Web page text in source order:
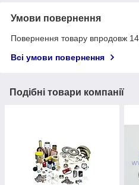
Умови повернення
Повернення товару впродовж
Всі умови повернення
Подібні товари компанії